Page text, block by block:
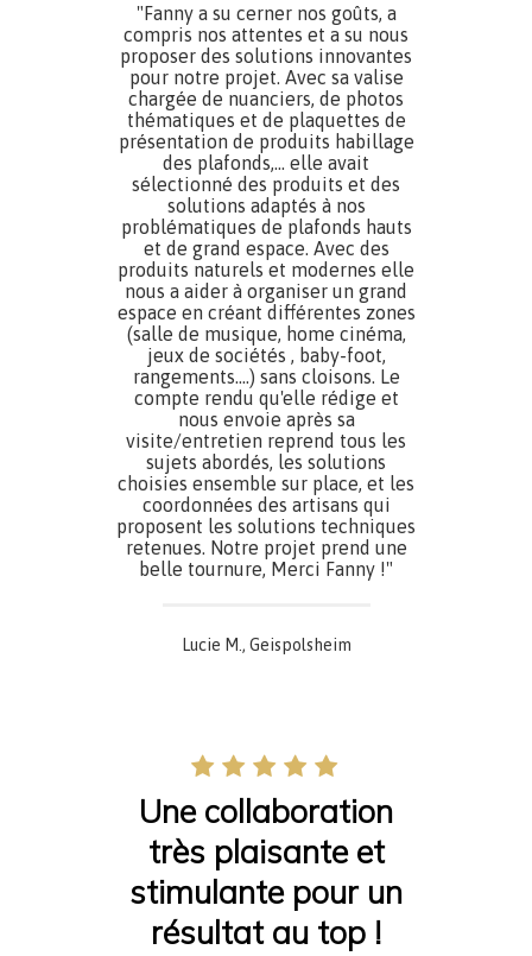
"Fanny a su cerner nos goûts, a
compris nos attentes et a su nous
proposer des solutions innovantes
pour notre projet. Avec sa valise
chargée de nuanciers, de photos
thématiques et de plaquettes de
présentation de produits habillage
des plafonds,... elle avait
sélectionné des produits et des
solutions adaptés à nos
problématiques de plafonds hauts
et de grand espace. Avec des
produits naturels et modernes elle
nous a aider à organiser un grand
espace en créant différentes zones
(salle de musique, home cinéma,
jeux de sociétés , baby-foot,
rangements....) sans cloisons. Le
compte rendu qu'elle rédige et
nous envoie après sa
visite/entretien reprend tous les
sujets abordés, les solutions
choisies ensemble sur place, et les
coordonnées des artisans qui
proposent les solutions techniques
retenues. Notre projet prend une
belle tournure, Merci Fanny !"
Lucie M., Geispolsheim
Une collaboration
très plaisante et
stimulante pour un
résultat au top !